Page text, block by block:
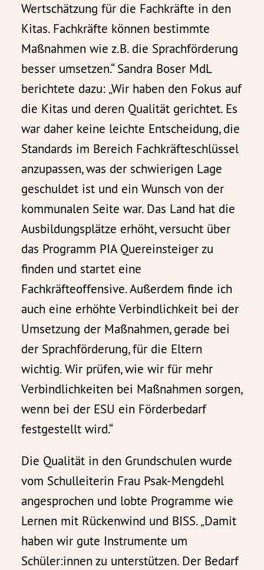
Wertschätzung für die Fachkräfte in den
Kitas. Fachkräfte können bestimmte
Maßnahmen wie z.B. die Sprachförderung
besser umsetzen.“ Sandra Boser MdL
berichtete dazu: „Wir haben den Fokus auf
die Kitas und deren Qualität gerichtet. Es
war daher keine leichte Entscheidung, die
Standards im Bereich Fachkräfteschlüssel
anzupassen, was der schwierigen Lage
geschuldet ist und ein Wunsch von der
kommunalen Seite war. Das Land hat die
Ausbildungsplätze erhöht, versucht über
das Programm PIA Quereinsteiger zu
finden und startet eine
Fachkräfteoffensive. Außerdem finde ich
auch eine erhöhte Verbindlichkeit bei der
Umsetzung der Maßnahmen, gerade bei
der Sprachförderung, für die Eltern
wichtig. Wir prüfen, wie wir für mehr
Verbindlichkeiten bei Maßnahmen sorgen,
wenn bei der ESU ein Förderbedarf
festgestellt wird.“
Die Qualität in den Grundschulen wurde
vom Schulleiterin Frau Psak-Mengdehl
angesprochen und lobte Programme wie
Lernen mit Rückenwind und BISS. „Damit
haben wir gute Instrumente um
Schüler:innen zu unterstützen. Der Bedarf